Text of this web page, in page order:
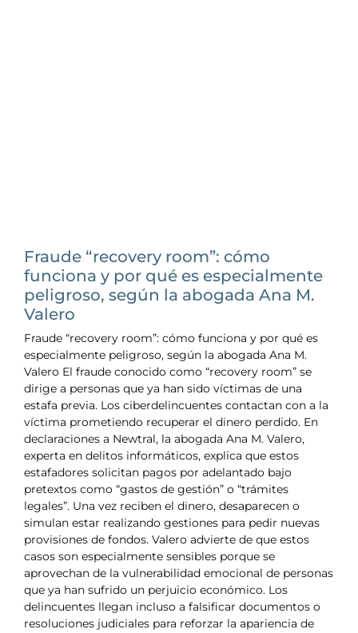
Fraude “recovery room”: cómo
funciona y por qué es especialmente
peligroso, según la abogada Ana M.
Valero
Fraude “recovery room”: cómo funciona y por qué es
especialmente peligroso, según la abogada Ana M.
Valero El fraude conocido como “recovery room” se
dirige a personas que ya han sido víctimas de una
estafa previa. Los ciberdelincuentes contactan con a la
víctima prometiendo recuperar el dinero perdido. En
declaraciones a Newtral, la abogada Ana M. Valero,
experta en delitos informáticos, explica que estos
estafadores solicitan pagos por adelantado bajo
pretextos como “gastos de gestión” o “trámites
legales”. Una vez reciben el dinero, desaparecen o
simulan estar realizando gestiones para pedir nuevas
provisiones de fondos. Valero advierte de que estos
casos son especialmente sensibles porque se
aprovechan de la vulnerabilidad emocional de personas
que ya han sufrido un perjuicio económico. Los
delincuentes llegan incluso a falsificar documentos o
resoluciones judiciales para reforzar la apariencia de